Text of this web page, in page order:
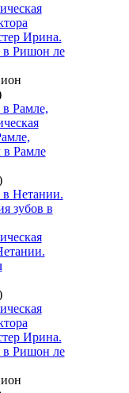
Ирина.
в Ришон ле
Рамле,
в Рамле
в Нетании.
зубов в
Ирина.
в Ришон ле